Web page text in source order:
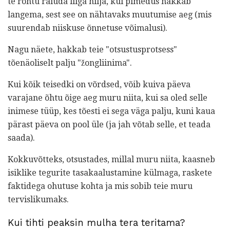
langema, sest see on nähtavaks muutumise aeg (mis
suurendab niiskuse õnnetuse võimalusi).
Nagu näete, hakkab teie "otsustusprotsess"
tõenäoliselt palju "žongliinima".
Kui kõik teisedki on võrdsed, võib kuiva päeva
varajane õhtu õige aeg muru niita, kui sa oled selle
inimese tüüp, kes tõesti ei sega väga palju, kuni kaua
pärast päeva on pool üle (ja jah võtab selle, et teada
saada).
Kokkuvõtteks, otsustades, millal muru niita, kaasneb
isiklike tegurite tasakaalustamine külmaga, raskete
faktidega ohutuse kohta ja mis sobib teie muru
tervislikumaks.
Kui tihti peaksin mulha tera teritama?